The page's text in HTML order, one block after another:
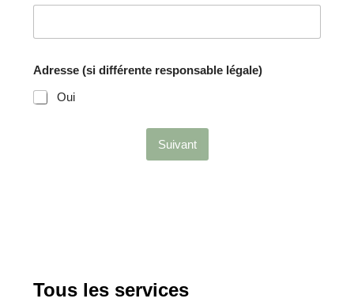
Tous les services
Adresse (si différente responsable légale)
Oui
Suivant